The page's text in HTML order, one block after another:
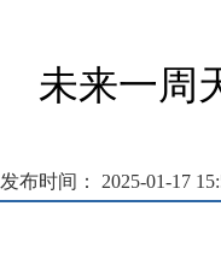
未来一周
发布时间： 2025-01-17